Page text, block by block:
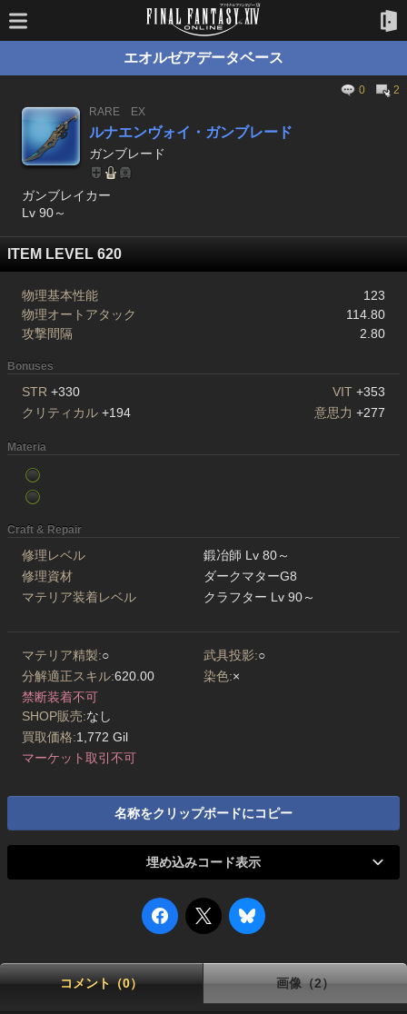
エオルゼアデータベース
0
2
RARE
EX
ルナエンヴォイ・ガンブレード
ガンブレード
ガンブレイカー
Lv 90～
ITEM LEVEL 620
物理基本性能
123
物理オートアタック
114.80
攻撃間隔
2.80
Bonuses
STR +330 VIT +353
クリティカル +194 意思力 +277
Materia
Craft & Repair
修理レベル
鍛冶師 Lv 80～
修理資材
ダークマターG8
マテリア装着レベル
クラフター Lv 90～
マテリア精製:○ 武具投影:○
分解適正スキル:620.00 染色:×
禁断装着不可
SHOP販売:なし
買取価格:1,772 Gil
マーケット取引不可
名称をクリップボードにコピー
埋め込みコード表示
コメント（0） 画像（2）